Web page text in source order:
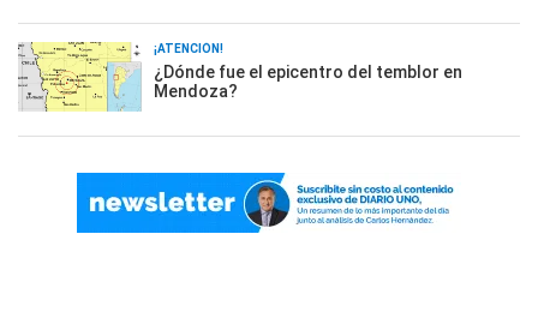
¡ATENCIÓN!
¿Dónde fue el epicentro del temblor en
Mendoza?